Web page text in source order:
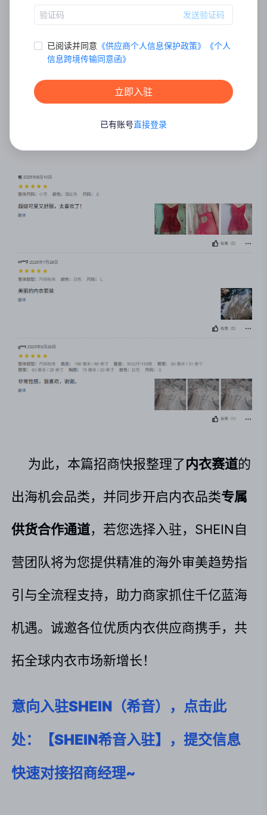
契合海外审美，比如融入
等符合当地消费者情感体验的设计元
为此，本篇招商快报整理了内衣赛道的
出海机会品类，并同步开启内衣品类专属
供货合作通道，若您选择入驻，SHEIN自
营团队将为您提供精准的海外审美趋势指
引与全流程支持，助力商家抓住千亿蓝海
机遇。诚邀各位优质内衣供应商携手，共
拓全球内衣市场新增长！
意向入驻SHEIN（希音），点击此
处：【SHEIN希音入驻】，提交信息
快速对接招商经理~
发送验证码
已阅读并同意 《供应商个人信息保护政策》 《个⼈
信息跨境传输同意函》
立即入驻
已有账号直接登录